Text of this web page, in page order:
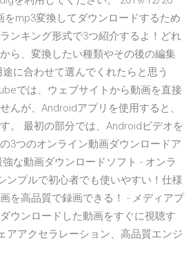
をmp3変換してダウンロードするため
ンキング形式で3つ紹介するよ！どれ
ら、変換したい種類やその後の編集
に合わせて選んでくれたらと思う
では、ウェブサイトから動画を直接
んが、Androidアプリを使用すると、
。 最初の部分では、Androidビデオを
3つのオンライン動画ダウンロードア
な動画ダウンロードソフト - オンラ
ンプルで初心者でも使いやすい！仕様
を高品質で録画できる！ - メディアプ
ウンロードした動画をすぐに視聴す
アアクセラレーション、高品質エンジ